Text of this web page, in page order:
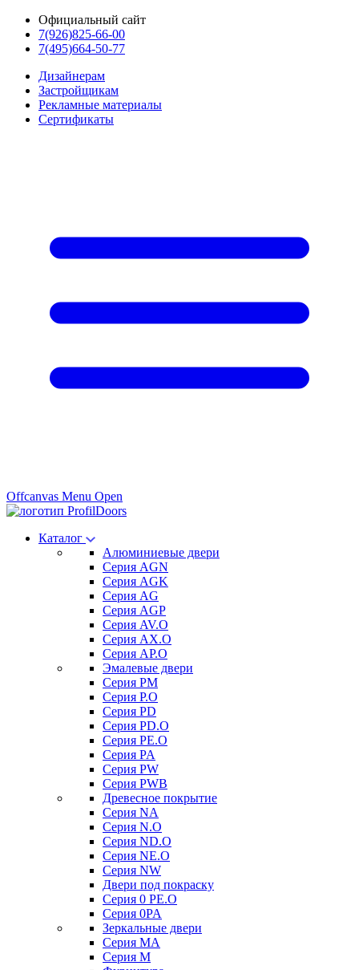
Официальный сайт
7(926)825-66-00
7(495)664-50-77
Дизайнерам
Застройщикам
Рекламные материалы
Сертификаты
Offcanvas Menu Open
Каталог
Алюминиевые двери
Серия AGN
Серия AGK
Серия AG
Серия AGP
Серия AV.O
Серия AX.O
Серия AP.O
Эмалевые двери
Серия PM
Серия P.O
Серия PD
Серия PD.O
Серия PE.O
Серия PA
Серия PW
Серия PWB
Древесное покрытие
Серия NA
Серия N.O
Серия ND.O
Серия NE.O
Серия NW
Двери под покраску
Серия 0 PE.O
Серия 0PA
Зеркальные двери
Серия MA
Серия M